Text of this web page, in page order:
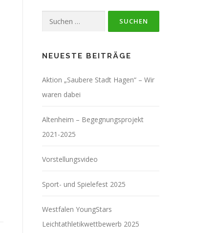
Suchen
NEUESTE BEITRÄGE
Aktion „Saubere Stadt Hagen“ – Wir
waren dabei
Altenheim – Begegnungsprojekt
2021-2025
Vorstellungsvideo
Sport- und Spielefest 2025
Westfalen YoungStars
Leichtathletikwettbewerb 2025